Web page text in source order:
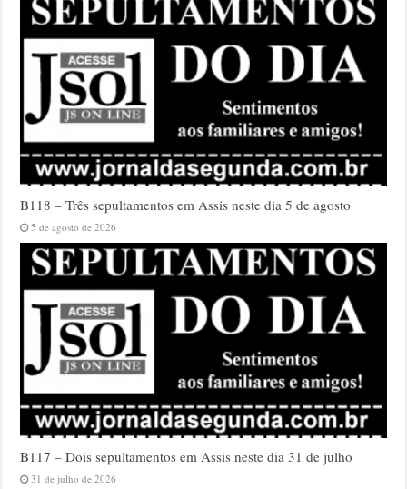
B118 – Três sepultamentos em Assis neste dia 5 de agosto
5 de agosto de 2026
B117 – Dois sepultamentos em Assis neste dia 31 de julho
31 de julho de 2026